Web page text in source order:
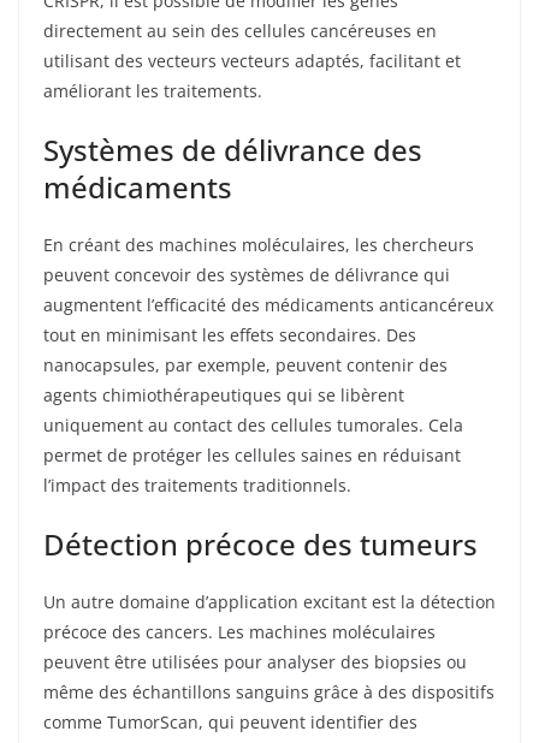
directement au sein des cellules cancéreuses en
utilisant des vecteurs vecteurs adaptés, facilitant et
améliorant les traitements.
Systèmes de délivrance des
médicaments
En créant des machines moléculaires, les chercheurs
peuvent concevoir des systèmes de délivrance qui
augmentent l’efficacité des médicaments anticancéreux
tout en minimisant les effets secondaires. Des
nanocapsules, par exemple, peuvent contenir des
agents chimiothérapeutiques qui se libèrent
uniquement au contact des cellules tumorales. Cela
permet de protéger les cellules saines en réduisant
l’impact des traitements traditionnels.
Détection précoce des tumeurs
Un autre domaine d’application excitant est la détection
précoce des cancers. Les machines moléculaires
peuvent être utilisées pour analyser des biopsies ou
même des échantillons sanguins grâce à des dispositifs
comme TumorScan, qui peuvent identifier des